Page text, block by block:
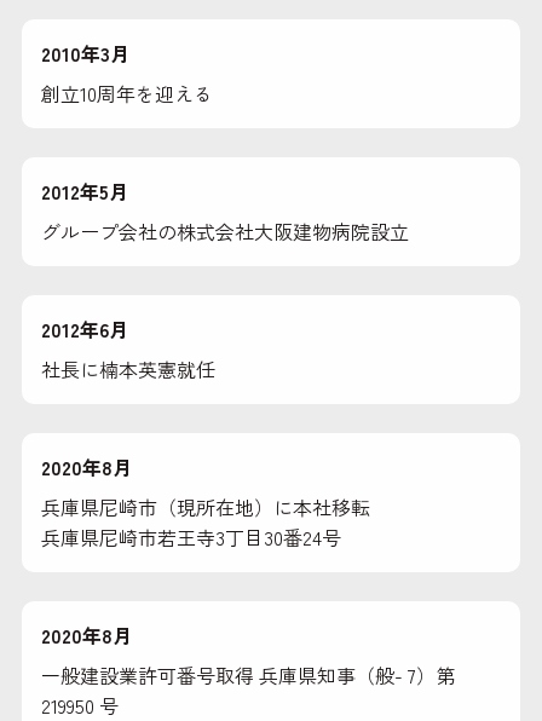
2010年3月
創立10周年を迎える
2012年5月
グループ会社の株式会社大阪建物病院設立
2012年6月
社長に楠本英憲就任
2020年8月
兵庫県尼崎市（現所在地）に本社移転
兵庫県尼崎市若王寺3丁目30番24号
2020年8月
一般建設業許可番号取得 兵庫県知事（般- 7）第
219950 号